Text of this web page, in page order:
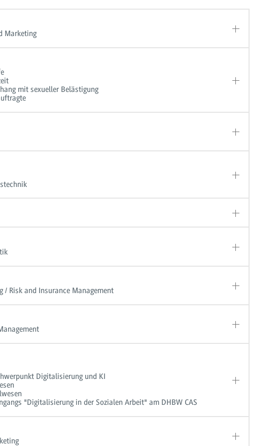
Marketing
mit sexueller Belästigung
/ Risk and Insurance Management
Digitalisierung und KI
"Digitalisierung in der Sozialen Arbeit" am DHBW CAS